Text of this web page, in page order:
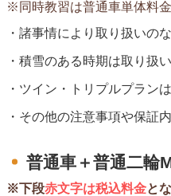
※同時教習は普通車単体料
諸事情により取り扱いの
積雪のある時期は取り扱
ツイン・トリプルプラン
その他の注意事項や保証
普通車＋普通二輪
※下段赤文字は税込料金と